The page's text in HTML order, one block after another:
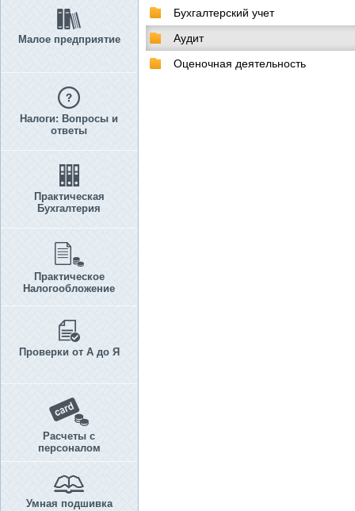
Малое предприятие
Налоги: Вопросы и
ответы
Практическая
Бухгалтерия
Практическое
Налогообложение
Проверки от А до Я
Расчеты с
персоналом
Умная подшивка
Бухгалтерский учет
Аудит
Оценочная деятельность